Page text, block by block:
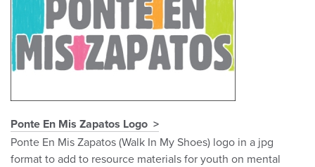
Ponte En Mis Zapatos Logo
Ponte En Mis Zapatos (Walk In My Shoes) logo in a jpg
format to add to resource materials for youth on mental